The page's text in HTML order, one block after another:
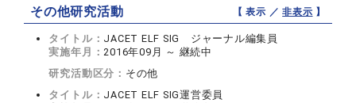
その他研究活動 【 表示 ／非表示 】
タイトル： JACET ELF SIG ジャーナル編集員
実施年月：2016年09月 ～ 継続中
研究活動区分： その他
タイトル： JACET ELF SIG運営委員